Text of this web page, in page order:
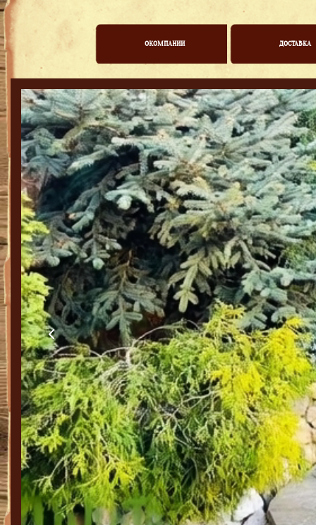
ОКОМПАНИИ ДОСТАВКА